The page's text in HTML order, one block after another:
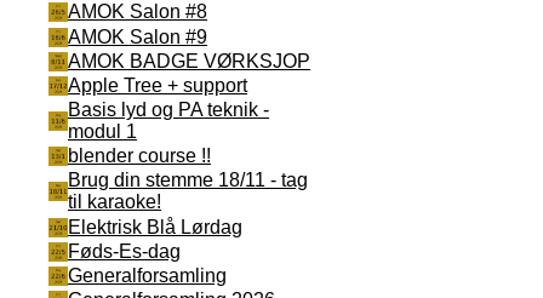
AMOK Salon #8
AMOK Salon #9
AMOK BADGE VØRKSJOP
Apple Tree + support
Basis lyd og PA teknik -
modul 1
blender course !!
Brug din stemme 18/11 - tag
til karaoke!
Elektrisk Blå Lørdag
Føds-Es-dag
Generalforsamling